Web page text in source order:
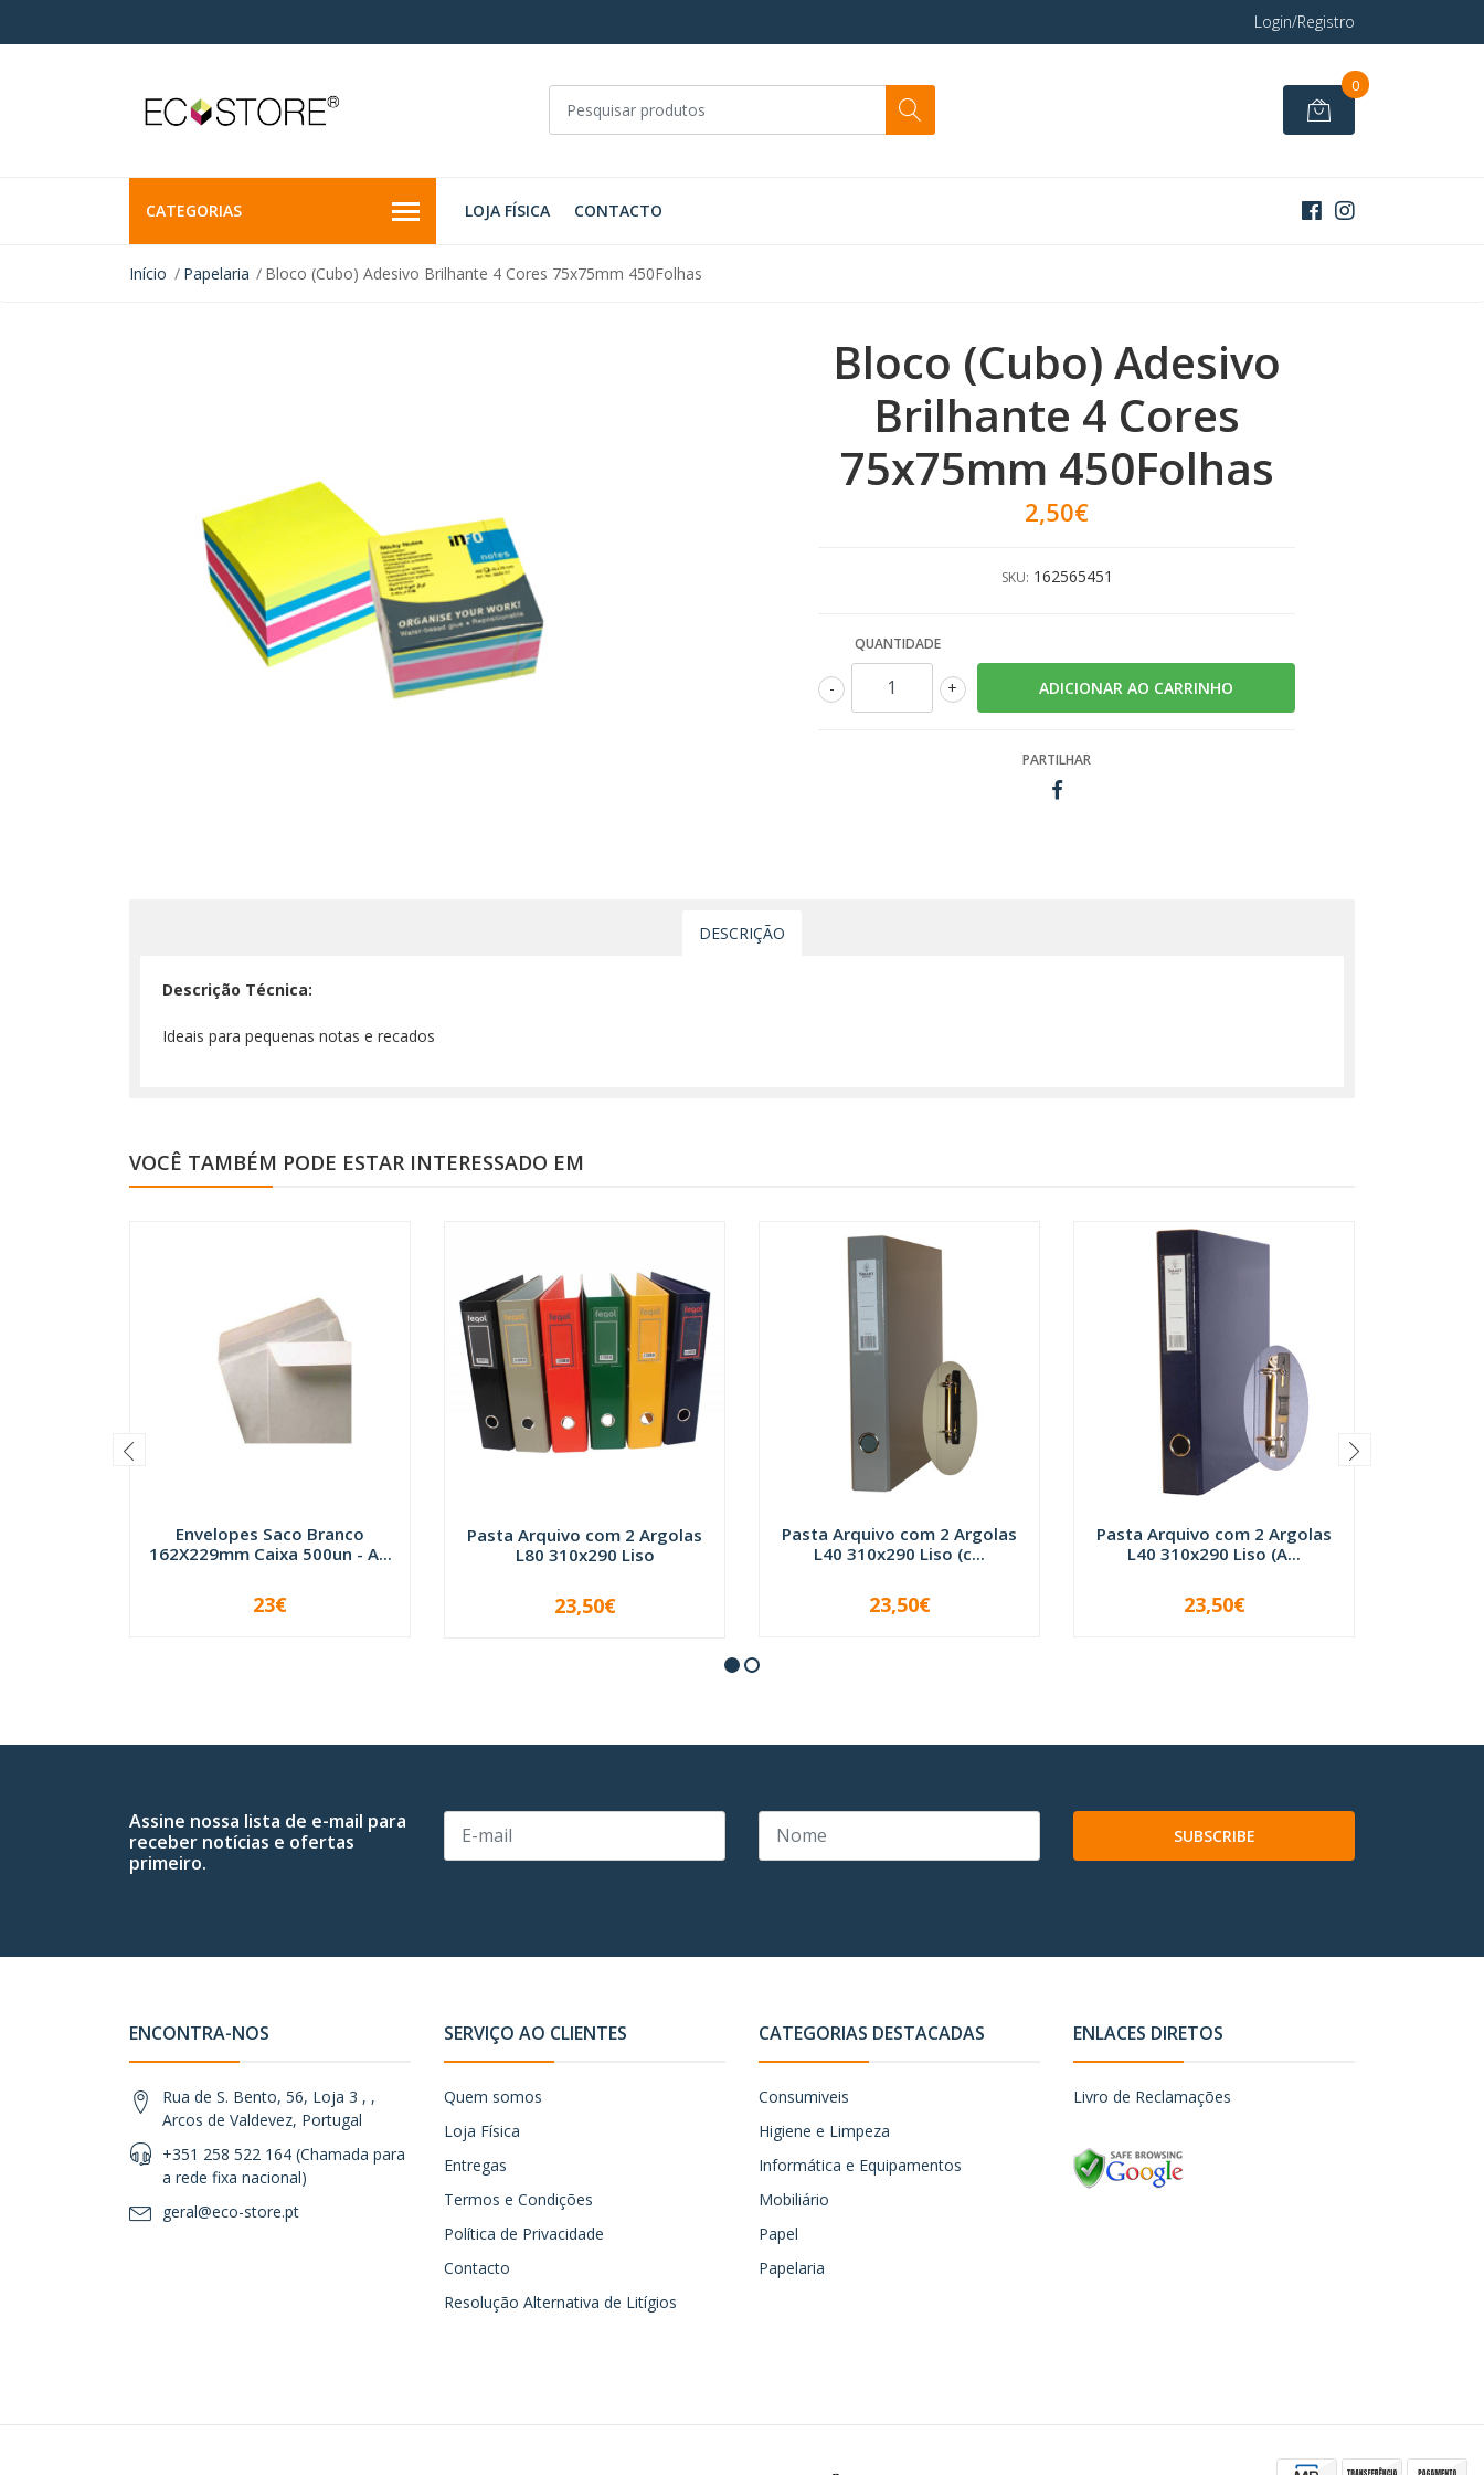
Login/Registro
0
CATEGORIAS LOJA FÍSICA CONTACTO
Início Papelaria Bloco (Cubo) Adesivo Brilhante 4 Cores 75x75mm 450Folhas
Bloco (Cubo) Adesivo
Brilhante 4 Cores
75x75mm 450Folhas
2,50€
SKU: 162565451
QUANTIDADE
+
-
PARTILHAR
DESCRIÇÃO
Descrição Técnica:
Ideais para pequenas notas e recados
VOCÊ TAMBÉM PODE ESTAR INTERESSADO EM
Envelopes Saco Branco
162X229mm Caixa 500un - A...
+
23€
Pasta Arquivo com 2 Argolas
L80 310x290 Liso
VER OPÇÕES
23,50€
Pasta Arquivo com 2 Argolas
L40 310x290 Liso (c...
+
23,50€
Pasta Arquivo com 2 Argolas
L40 310x290 Liso (A...
+
23,50€
Assine nossa lista de e-mail para
receber notícias e ofertas
primeiro.
SUBSCRIBE
ENCONTRA-NOS
Rua de S. Bento, 56, Loja 3 , ,
Arcos de Valdevez, Portugal
+351 258 522 164 (Chamada para
a rede fixa nacional)
geral@eco-store.pt
SERVIÇO AO CLIENTES
Quem somos
Loja Física
Entregas
Termos e Condições
Política de Privacidade
Contacto
Resolução Alternativa de Litígios
CATEGORIAS DESTACADAS
Consumiveis
Higiene e Limpeza
Informática e Equipamentos
Mobiliário
Papel
Papelaria
ENLACES DIRETOS
Livro de Reclamações